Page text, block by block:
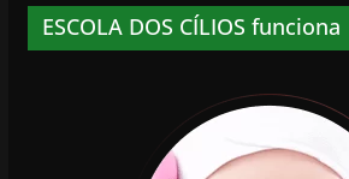
ESCOLA DOS CÍLIOS funciona